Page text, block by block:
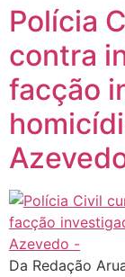
Polícia
contra
facção
Da Redação